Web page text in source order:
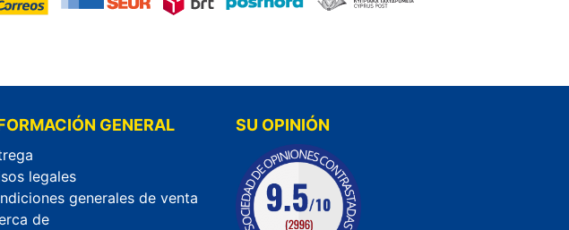
GENERAL
legales
generales de venta
de
SU OPINIÓN